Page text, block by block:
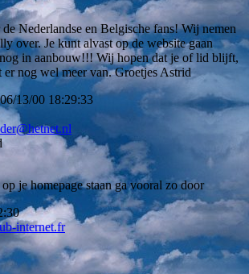
Nederlandse en Belgische fans! Wij nemen
over. Je kunt alvast op de website gaan
in aanbouw!!! Wij hopen dat je of lid blijft,
nog wel meer van. Groetjes Astrid
13/00 18:29:33
je homepage staan ga vooral zo door
internet.fr